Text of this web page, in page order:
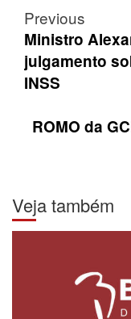
Post
Previous
Ministro
julgamento
INSS
ROMO da
Veja também